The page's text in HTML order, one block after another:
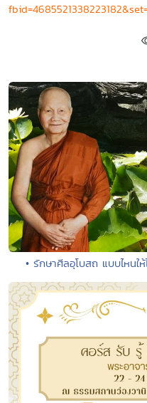
• รักษาศีลอุโบสถ แบบไห